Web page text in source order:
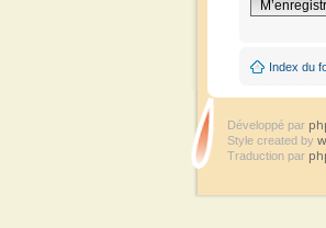
Index du
Développé par
Style created by
Traduction par